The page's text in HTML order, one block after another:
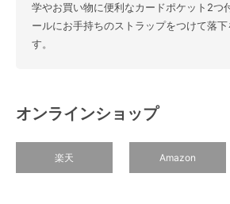
学やお買い物に便利なカードポケット2つ
ールにお手持ちのストラップをつけて落下
す。
オンラインショップ
楽天 Amazon